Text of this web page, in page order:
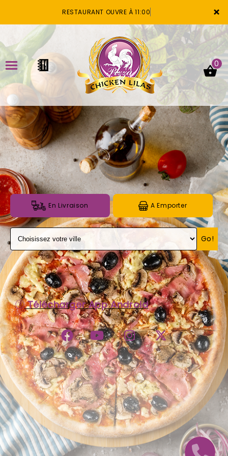
×
RESTAURANT OUVRE À 11:00
ACCUEIL
LA CARTE
VOTRE COMPTE
NOTRE RESTAURANT
VOS AVIS
MENTIONS LÉGALES
0
En Livraison A Emporter
Go!
Télécharger App Android